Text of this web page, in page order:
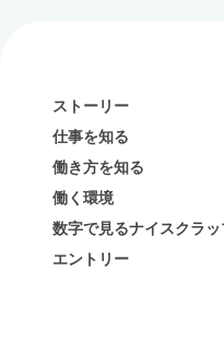
ストーリー
仕事を知る
働き方を知る
働く環境
数字で見るナイスクラッ
エントリー